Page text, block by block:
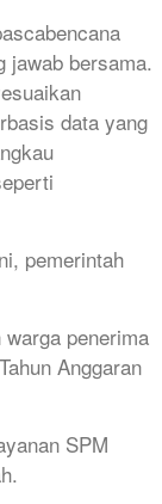
jawab bersama.
data yang
pemerintah
penerima
Anggaran
SPM